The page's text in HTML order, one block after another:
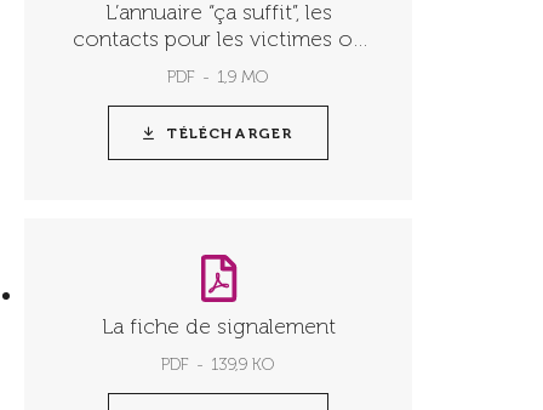
L’annuaire “ça suffit”, les
contacts pour les victimes ou
témoins de discrimination
PDF 1,9 MO
TÉLÉCHARGER
La fiche de signalement
PDF 139,9 KO